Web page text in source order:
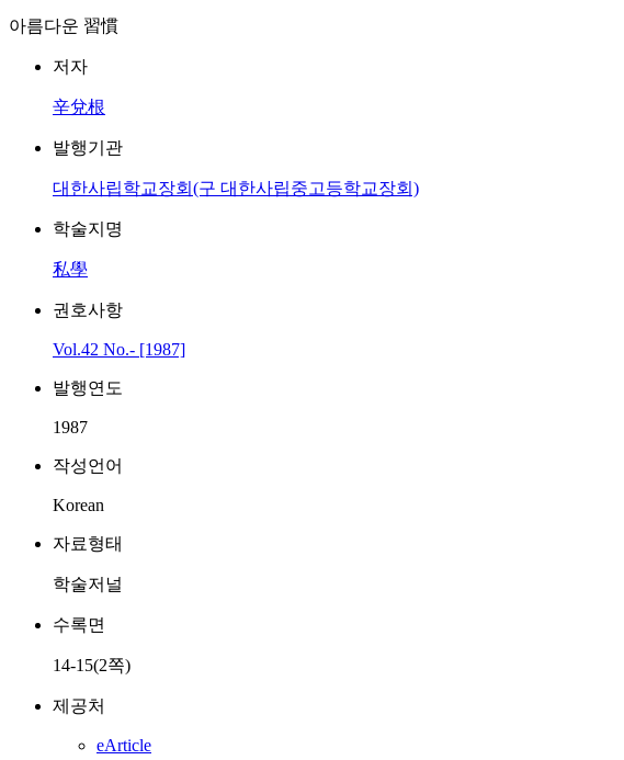
아름다운 習慣
저자
辛兌根
발행기관
대한사립학교장회(구 대한사립중고등학교장회)
학술지명
私學
권호사항
Vol.42 No.- [1987]
발행연도
1987
작성언어
Korean
자료형태
학술저널
수록면
14-15(2쪽)
제공처
eArticle